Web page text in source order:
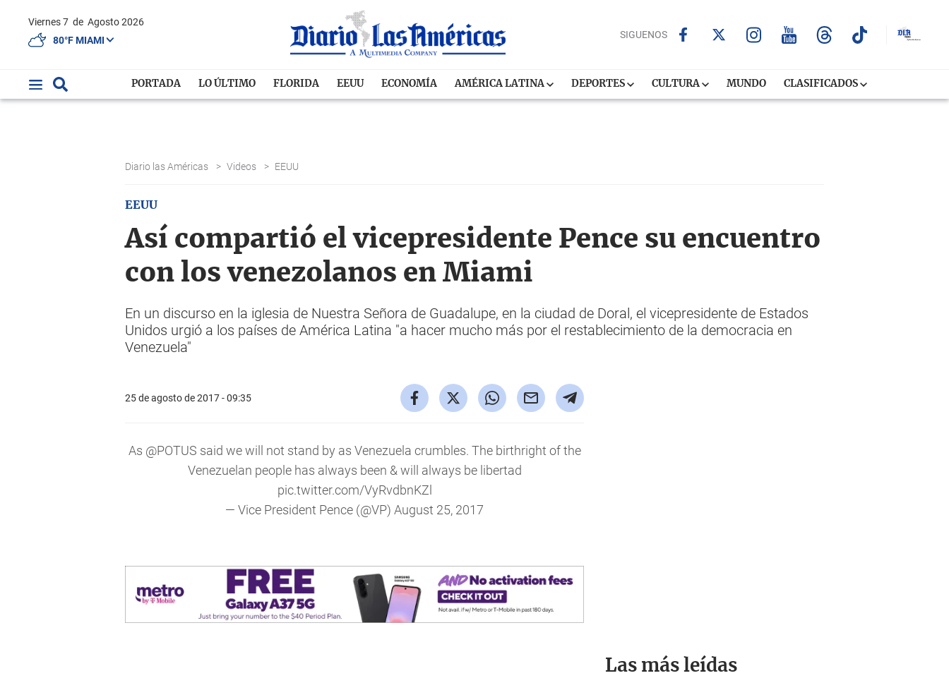
Viernes 7 de Agosto 2026
80°F MIAMI
SIGUENOS
PORTADA LO ÚLTIMO FLORIDA EEUU ECONOMÍA AMÉRICA LATINA DEPORTES CULTURA MUNDO CLASIFICADOS
Diario las Américas > Videos > EEUU
EEUU
Así compartió el vicepresidente Pence su encuentro
con los venezolanos en Miami
En un discurso en la iglesia de Nuestra Señora de Guadalupe, en la ciudad de Doral, el vicepresidente de Estados
Unidos urgió a los países de América Latina "a hacer mucho más por el restablecimiento de la democracia en
Venezuela"
25 de agosto de 2017 - 09:35
As @POTUS said we will not stand by as Venezuela crumbles. The birthright of the
Venezuelan people has always been & will always be libertad
pic.twitter.com/VyRvdbnKZl
— Vice President Pence (@VP) August 25, 2017
Las más leídas